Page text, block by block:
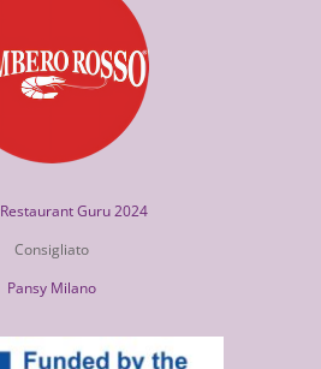
Restaurant Guru 2024
Consigliato
Pansy Milano